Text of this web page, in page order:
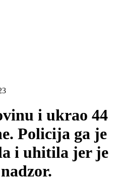
i ukrao 44
Policija ga je
i uhitila jer je